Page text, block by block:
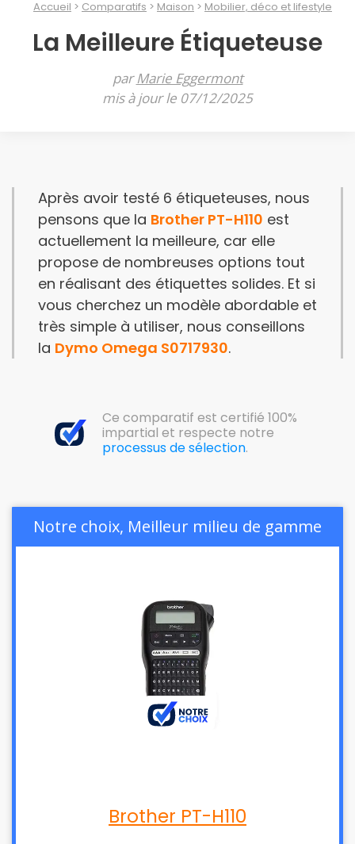
Accueil Comparatifs Maison Mobilier, déco et lifestyle
La Meilleure Étiqueteuse
parMarie Eggermont
mis à jour le 07/12/2025
Après avoir testé 6 étiqueteuses, nous
pensons que la Brother PT-H110 est
actuellement la meilleure, car elle
propose de nombreuses options tout
en réalisant des étiquettes solides. Et si
vous cherchez un modèle abordable et
très simple à utiliser, nous conseillons
la Dymo Omega S0717930.
Ce comparatif est certifié 100%
impartial et respecte notre
processus de sélection.
Notre choix, Meilleur milieu de gamme
Brother PT-H110